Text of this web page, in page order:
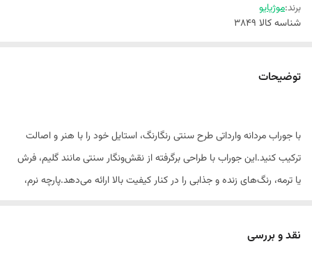
برند:موژیایو
شناسه کالا 3849
توضیحات
با جوراب مردانه وارداتی طرح سنتی رنگارنگ، استایل خود را با هنر و اصالت
ترکیب کنید.این جوراب با طراحی برگرفته از نقش‌ونگار سنتی مانند گلیم، فرش
یا ترمه، رنگ‌های زنده و جذابی را در کنار کیفیت بالا ارائه می‌دهد.پارچه نرم،
نقد و بررسی